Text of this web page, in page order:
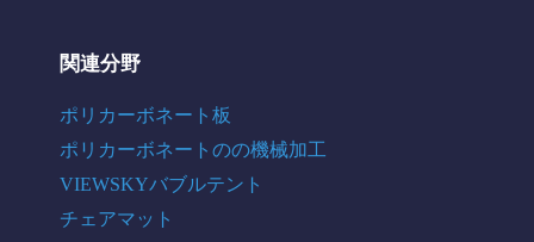
関連分野
ポリカーボネート板
ポリカーボネートのの機械加工
VIEWSKYバブルテント
チェアマット